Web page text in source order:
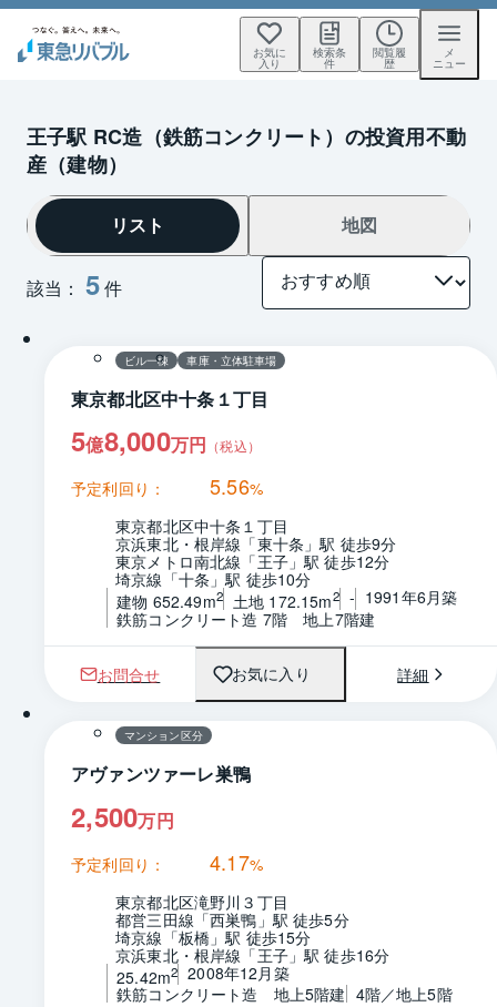
お気に
入り
検索条
件
閲覧履
歴
メ
ニュー
王子駅 RC造（鉄筋コンクリート）の投資用不動
産（建物）
該当： 5件
リスト 地図
1 / 0 間取り
ビル一棟 車庫・立体駐車場
東京都北区中十条１丁目
5億8,000万円 （税込）
予定利回り： 5.56%
東京都北区中十条１丁目
京浜東北・根岸線「東十条」駅 徒歩9分
東京メトロ南北線「王子」駅 徒歩12分
埼京線「十条」駅 徒歩10分
建物 652.49m2 土地 172.15m2 - 1991年6月築
鉄筋コンクリート造 7階　地上7階建
お問合せ お気に入り 詳細
1 / 0 間取り
マンション区分
アヴァンツァーレ巣鴨
2,500万円
予定利回り： 4.17%
東京都北区滝野川３丁目
都営三田線「西巣鴨」駅 徒歩5分
埼京線「板橋」駅 徒歩15分
京浜東北・根岸線「王子」駅 徒歩16分
25.42m2 2008年12月築
鉄筋コンクリート造　地上5階建 4階／地上5階